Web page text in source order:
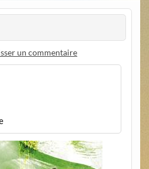
un commentaire